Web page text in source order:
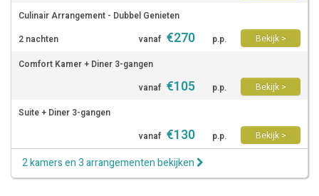
Culinair Arrangement - Dubbel Genieten
2 nachten
vanaf €270 p.p.
Bekijk >
Comfort Kamer + Diner 3-gangen
vanaf €105 p.p.
Bekijk >
Suite + Diner 3-gangen
vanaf €130 p.p. Bekijk >
2 kamers en 3 arrangementen bekijken